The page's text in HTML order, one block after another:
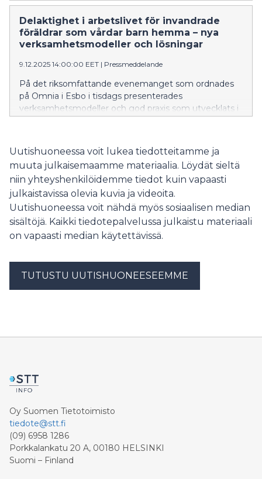
Delaktighet i arbetslivet för invandrade
föräldrar som vårdar barn hemma – nya
verksamhetsmodeller och lösningar
9.12.2025 14:00:00 EET | Pressmeddelande
På det riksomfattande evenemanget som ordnades
på Omnia i Esbo i tisdags presenterades
verksamhetsmodeller och god praxis som utvecklats i
vårdar sina barn hemma. Evenemanget samlade cirka
300 deltagare från olika delar av Finland – cirka 60 på
plats och 200 via nätet. Ämnet är särskilt aktuellt,
eftersom lagen om främjande av integration som
trädde i kraft i början av 2025 förpliktar kommunerna
att erbjuda integrationsfrämjande utbildning även för
grupper utanför arbetsmarknaden, såsom föräldrar
som vårdar sina barn hemma.
Uutishuoneessa voit lukea tiedotteitamme ja
muuta julkaisemaamme materiaalia. Löydät sieltä
niin yhteyshenkilöidemme tiedot kuin vapaasti
julkaistavissa olevia kuvia ja videoita.
Uutishuoneessa voit nähdä myös sosiaalisen median
sisältöjä. Kaikki tiedotepalvelussa julkaistu materiaali
on vapaasti median käytettävissä.
TUTUSTU UUTISHUONEESEEMME
Oy Suomen Tietotoimisto
tiedote@stt.fi
(09) 6958 1286
Porkkalankatu 20 A, 00180 HELSINKI
Suomi – Finland